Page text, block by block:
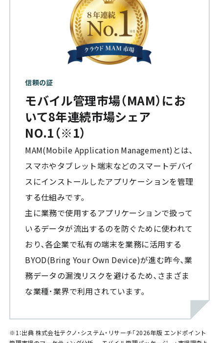
信頼の証
モバイル管理市場（MAM）にお
いて8年連続市場シェア
NO.1（※1）
MAM(Mobile Application Management)とは､
スマホやタブレット端末などのスマートデバイ
スにインストールしたアプリケーションを管理
する仕組みです｡
主に業務で使用するアプリケーションで扱って
いるデータが流出するのを防ぐために使われて
おり､各企業で私有の端末を業務に活用する
BYOD(Bring Your Own Device)が進む昨今､業
務データの漏洩リスクを避けるため､さまざま
な業種･業界で利用されています｡
※1：出典 株式会社テクノ・システム・リサーチ「2026年版 エンドポイント